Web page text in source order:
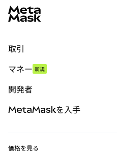
取引
パーペチュアル
RWA
マネー 新規
開発者
MetaMaskを入手
価格を見る